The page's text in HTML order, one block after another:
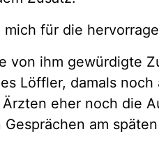
mich für die
von ihm gewürdigte
Löffler, damals
eher noch die
am